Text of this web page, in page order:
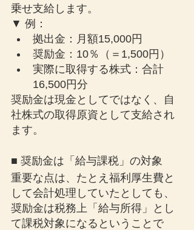
乗せ支給します。
▼ 例：
拠出金：月額15,000円
奨励金：10％（＝1,500円）
実際に取得する株式：合計
16,500円分
奨励金は現金としてではなく、自
社株式の取得原資として支給され
ます。
■ 奨励金は「給与課税」の対象
重要な点は、たとえ福利厚生費と
して会計処理していたとしても、
奨励金は税務上「給与所得」とし
て課税対象になるということで